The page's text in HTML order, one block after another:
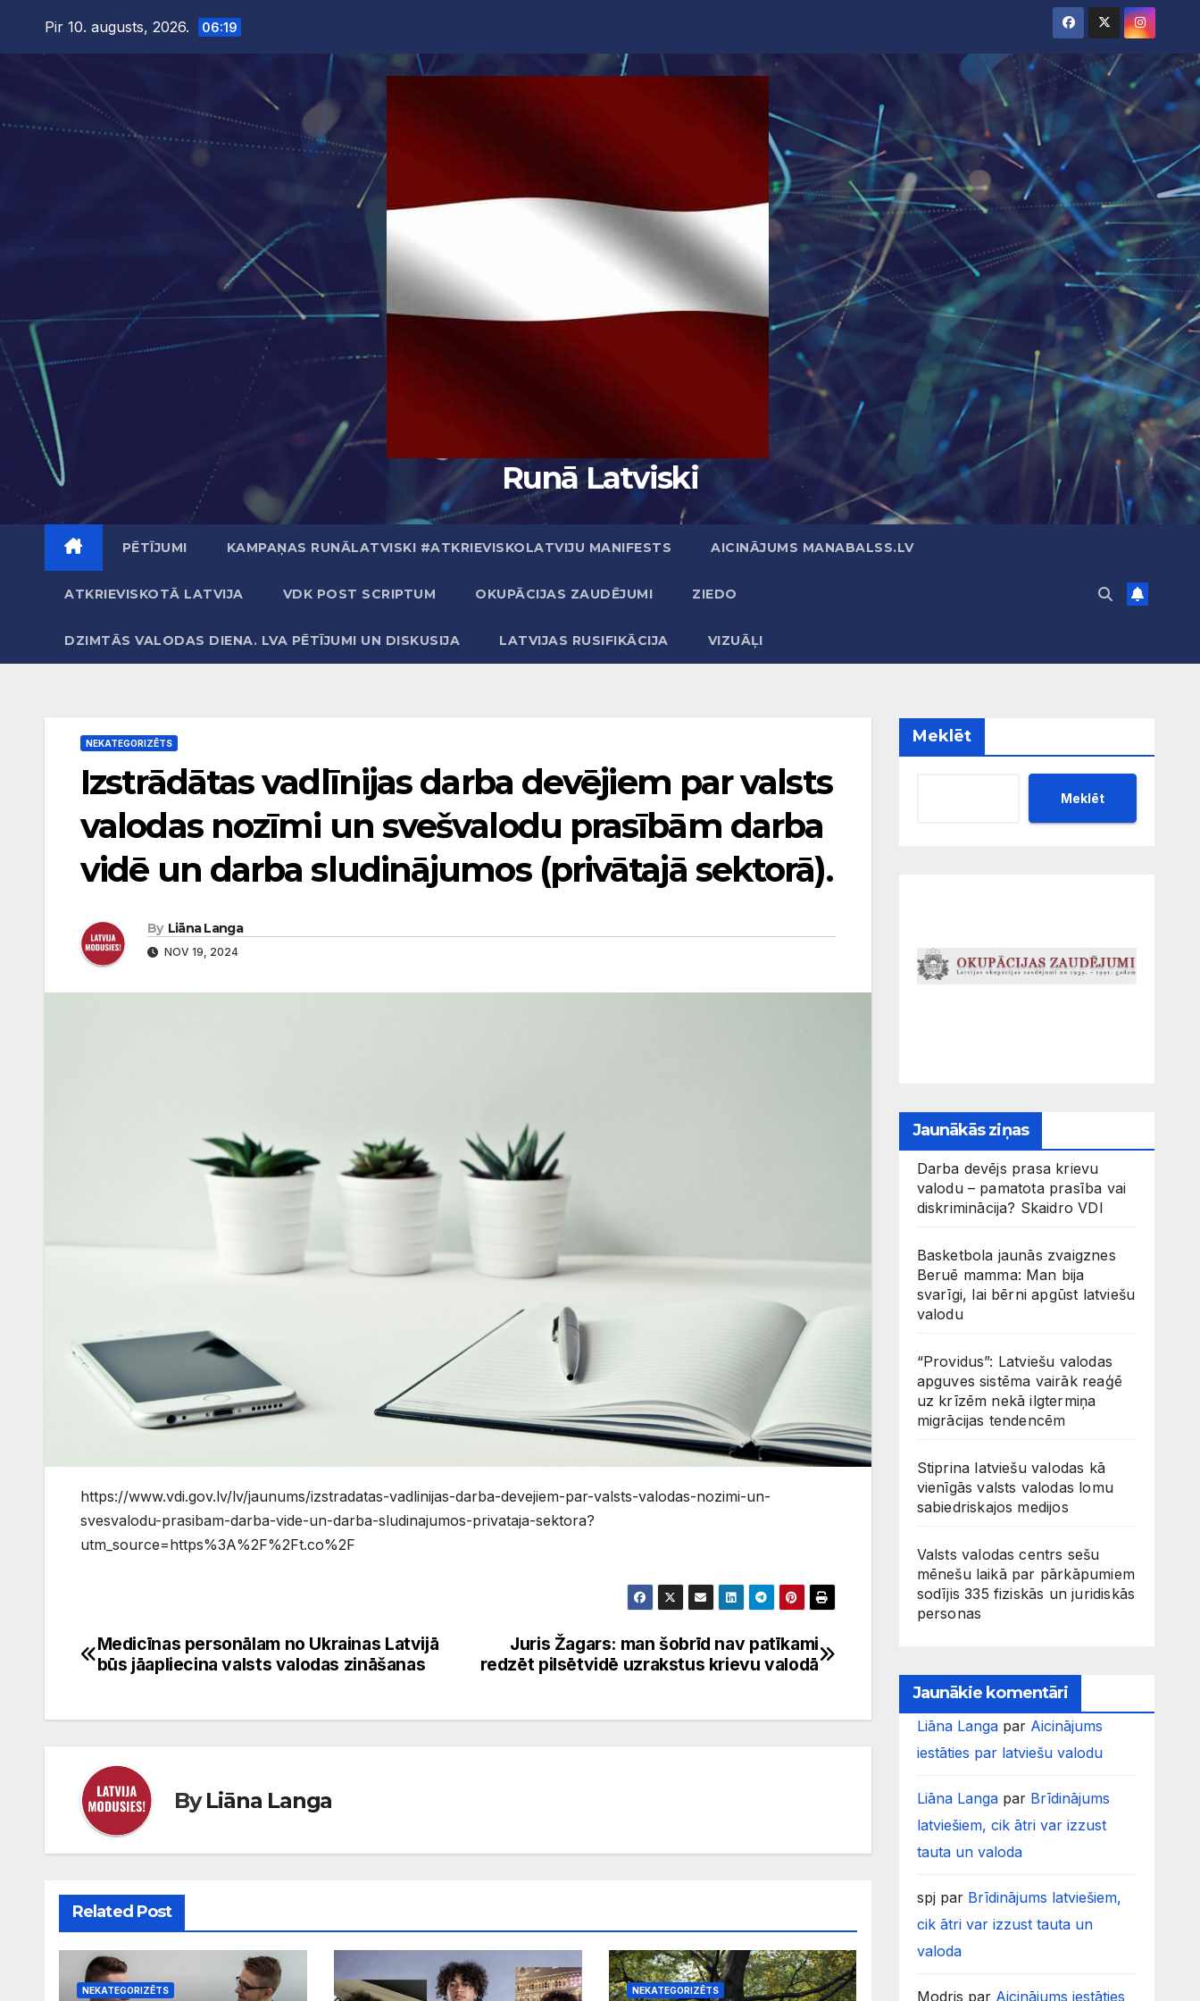
Pir 10. augusts, 2026. 06:19
Runā Latviski
PĒTĪJUMI KAMPAŅAS RUNĀLATVISKI #ATKRIEVISKOLATVIJU MANIFESTS AICINĀJUMS MANABALSS.LV
ATKRIEVISKOTĀ LATVIJA VDK POST SCRIPTUM OKUPĀCIJAS ZAUDĒJUMI ZIEDO
DZIMTĀS VALODAS DIENA. LVA PĒTĪJUMI UN DISKUSIJA LATVIJAS RUSIFIKĀCIJA VIZUĀĻI
NEKATEGORIZĒTS
Izstrādātas vadlīnijas darba devējiem par valsts
valodas nozīmi un svešvalodu prasībām darba
vidē un darba sludinājumos (privātajā sektorā).
By Liāna Langa
NOV 19, 2024
https://www.vdi.gov.lv/lv/jaunums/izstradatas-vadlinijas-darba-devejiem-par-valsts-valodas-nozimi-un-
svesvalodu-prasibam-darba-vide-un-darba-sludinajumos-privataja-sektora?
utm_source=https%3A%2F%2Ft.co%2F
Ziņu
Juris Žagars: man šobrīd nav patīkami
redzēt pilsētvidē uzrakstus krievu valodā
Medicīnas personālam no Ukrainas Latvijā
būs jāapliecina valsts valodas zināšanas
ByLiāna Langa
Related Post
NEKATEGORIZĒTS NEKATEGORIZĒTS
Meklēt
Meklēt
Jaunākās ziņas
Darba devējs prasa krievu
valodu – pamatota prasība vai
diskriminācija? Skaidro VDI
Basketbola jaunās zvaigznes
Beruē mamma: Man bija
svarīgi, lai bērni apgūst latviešu
valodu
“Providus”: Latviešu valodas
apguves sistēma vairāk reaģē
uz krīzēm nekā ilgtermiņa
migrācijas tendencēm
Stiprina latviešu valodas kā
vienīgās valsts valodas lomu
sabiedriskajos medijos
Valsts valodas centrs sešu
mēnešu laikā par pārkāpumiem
sodījis 335 fiziskās un juridiskās
personas
Jaunākie komentāri
Liāna Langapar Aicinājums
iestāties par latviešu valodu
Liāna Langapar Brīdinājums
latviešiem, cik ātri var izzust
tauta un valoda
spjpar Brīdinājums latviešiem,
cik ātri var izzust tauta un
valoda
Modris par Aicinājums iestāties